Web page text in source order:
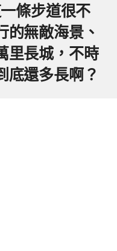
條步道很不
的無敵海景、
里長城，不時
底還多長啊？